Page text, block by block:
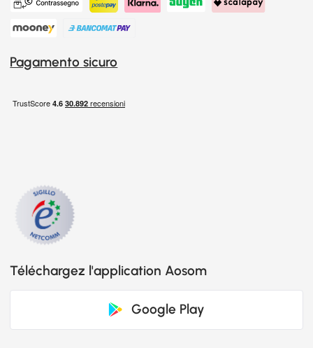
Pagamento sicuro
Téléchargez l'application Aosom
Google Play